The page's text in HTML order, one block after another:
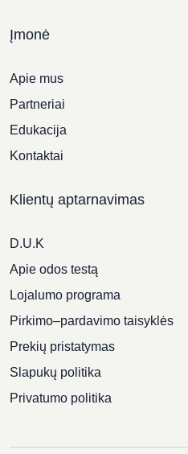
Įmonė
Apie mus
Partneriai
Edukacija
Kontaktai
Klientų aptarnavimas
D.U.K
Apie odos testą
Lojalumo programa
Pirkimo–pardavimo taisyklės
Prekių pristatymas
Slapukų politika
Privatumo politika